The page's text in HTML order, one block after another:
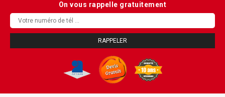
On vous rappelle gratuitement